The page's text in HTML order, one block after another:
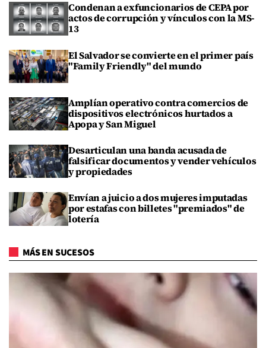
Condenan a exfuncionarios de CEPA por
actos de corrupción y vínculos con la MS-
13
El Salvador se convierte en el primer país
"Family Friendly" del mundo
Amplían operativo contra comercios de
dispositivos electrónicos hurtados a
Apopa y San Miguel
Desarticulan una banda acusada de
falsificar documentos y vender vehículos
y propiedades
Envían a juicio a dos mujeres imputadas
por estafas con billetes "premiados" de
lotería
MÁS EN SUCESOS